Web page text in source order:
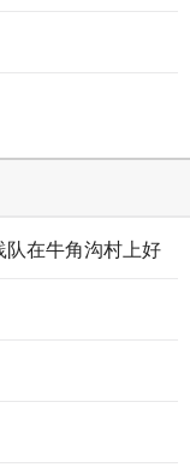
队在牛角沟村上好